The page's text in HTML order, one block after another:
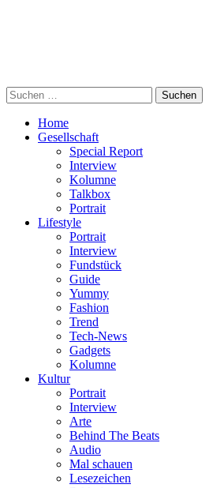
Suchen
nach:
Home
Gesellschaft
Special Report
Interview
Kolumne
Talkbox
Portrait
Lifestyle
Portrait
Interview
Fundstück
Guide
Yummy
Fashion
Trend
Tech-News
Gadgets
Kolumne
Kultur
Portrait
Interview
Arte
Behind The Beats
Audio
Mal schauen
Lesezeichen